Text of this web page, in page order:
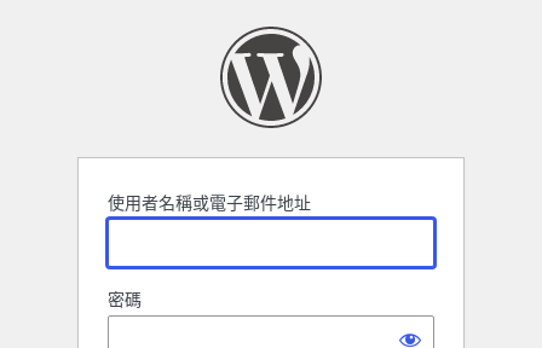
使用者名稱或電子郵件地址
密碼